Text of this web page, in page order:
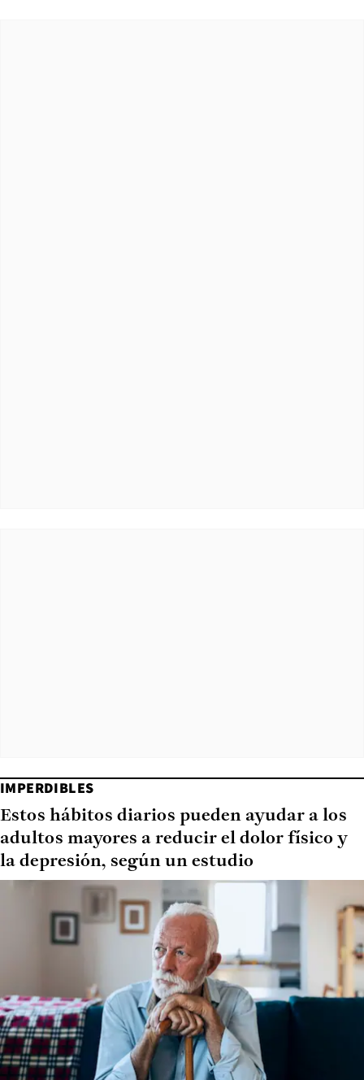
IMPERDIBLES
Estos hábitos diarios pueden ayudar a los
adultos mayores a reducir el dolor físico y
la depresión, según un estudio